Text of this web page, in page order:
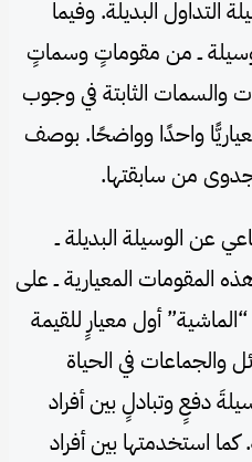
البديلة. وفيما
ــ من مقوماتٍ وسماتٍ
والسمات الثابتة في وجوب
واحدًا وواضحًا. بوصف
جدوى من سابقتها.
عن الوسيلة البديلة ــ
المقومات المعيارية ــ على
أول معيارٍ للقيمة
والجماعات في الحياة
دفعٍ وتبادلٍ بين أفراد
كما استخدمتها بين أفراد